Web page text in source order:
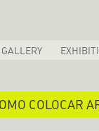
COLOCAR